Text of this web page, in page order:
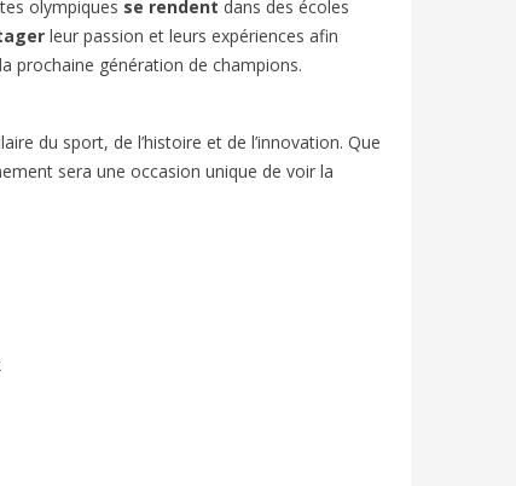
olympiques se rendent dans des écoles
leur passion et leurs expériences afin
la prochaine génération de champions.
du sport, de l’histoire et de l’innovation. Que
sera une occasion unique de voir la